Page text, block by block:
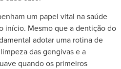
um papel vital na saúde
início. Mesmo que a dentição do
adotar uma rotina de
das gengivas e a
quando os primeiros